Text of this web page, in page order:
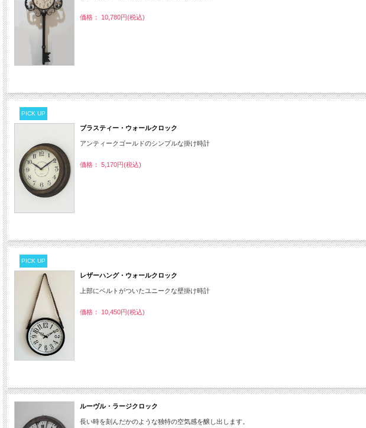
価格： 10,780円(税込)
PICK UP
ブラスティー・ウォールクロック
アンティークゴールドのシンプルな掛け時計
価格： 5,170円(税込)
PICK UP
レザーハング・ウォールクロック
上部にベルトがついたユニークな壁掛け時計
価格： 10,450円(税込)
ルーヴル・ラージクロック
長い時を刻んだかのような独特の空気感を醸し出します。